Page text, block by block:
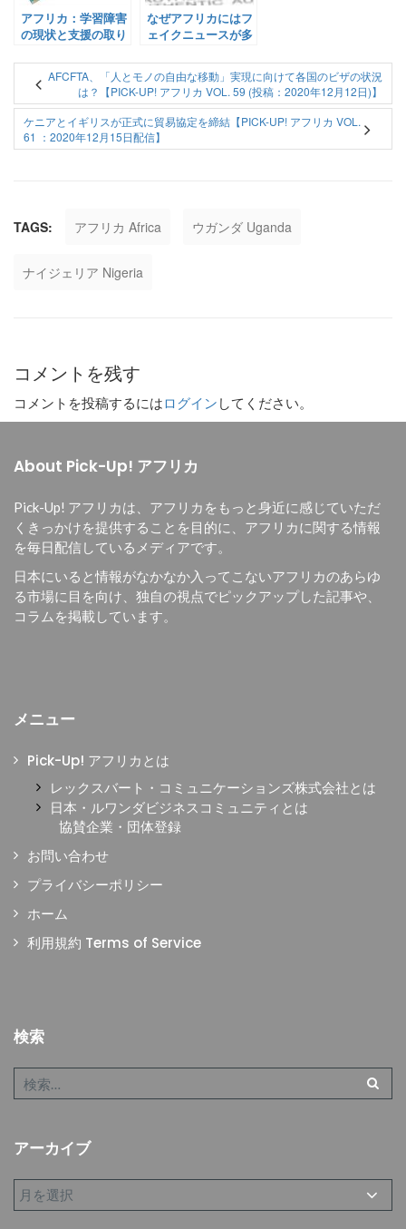
アフリカ：学習障害
の現状と支援の取り
フリカ Vol. 189：
2021年7月2日配信】
なぜアフリカにはフ
ェイクニュースが多
アフリカ Vol. 143：
2021年4月1日配信】
AFCFTA、「人とモノの自由な移動」実現に向けて各国のビザの状況
は？【PICK-UP! アフリカ VOL. 59 (投稿：2020年12月12日)】
ケニアとイギリスが正式に貿易協定を締結【PICK-UP! アフリカ VOL.
61 ：2020年12月15日配信】
TAGS: アフリカ Africa ウガンダ Uganda
ナイジェリア Nigeria
コメントを残す
コメントを投稿するにはログイン してください。
About Pick-Up! アフリカ
Pick-Up! アフリカは、 アフリカをもっと身近に感じていただ
くきっかけを提供することを目的に、 アフリカに関する情報
を毎日配信しているメディアです。
日本にいると情報がなかなか入ってこないアフリカのあらゆ
る市場に目を向け、独自の視点でピックアップした記事や、
コラムを掲載しています。
メニュー
Pick-Up! アフリカとは
レックスバート・コミュニケーションズ株式会社とは
日本・ルワンダビジネスコミュニティとは
協賛企業・団体登録
お問い合わせ
プライバシーポリシー
ホーム
利用規約 Terms of Service
検索
アーカイブ